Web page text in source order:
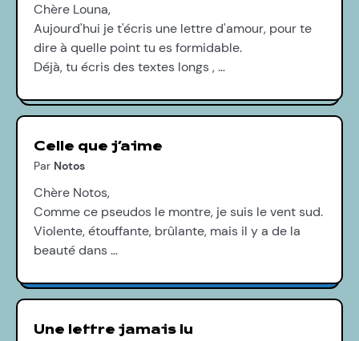
Chère Louna,
Aujourd'hui je t'écris une lettre d'amour, pour te
dire à quelle point tu es formidable.
Déjà, tu écris des textes longs , …
Celle que j’aime
Par Notos
Chère Notos,
Comme ce pseudos le montre, je suis le vent sud.
Violente, étouffante, brûlante, mais il y a de la
beauté dans …
Une lettre jamais lu